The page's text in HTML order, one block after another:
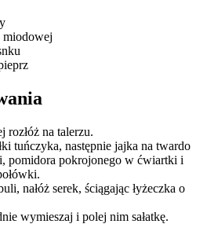
miodowej
rozłóż na talerzu.
tuńczyka, następnie jajka na twardo
pomidora pokrojonego w ćwiartki i
nałóż serek, ściągając łyżeczka o
wymieszaj i polej nim sałatkę.